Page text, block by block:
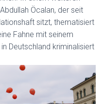
Öcalan, der seit
sitzt, thematisiert
Fahne mit seinem
Deutschland kriminalisiert